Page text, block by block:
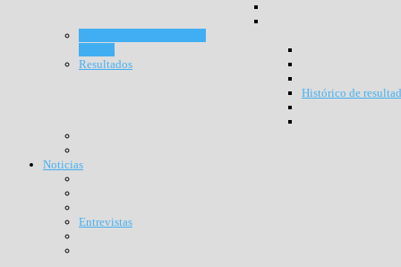
Resultados
Histórico de
Noticias
Entrevistas